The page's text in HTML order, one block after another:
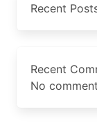
Recent
Recent
No